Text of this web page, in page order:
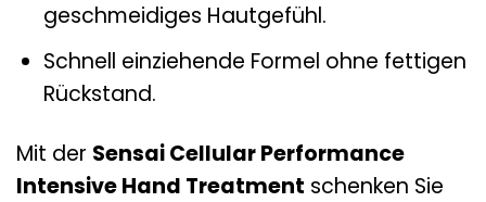
geschmeidiges Hautgefühl.
Schnell einziehende Formel ohne fettigen
Rückstand.
Mit der Sensai Cellular Performance
Intensive Hand Treatment schenken Sie